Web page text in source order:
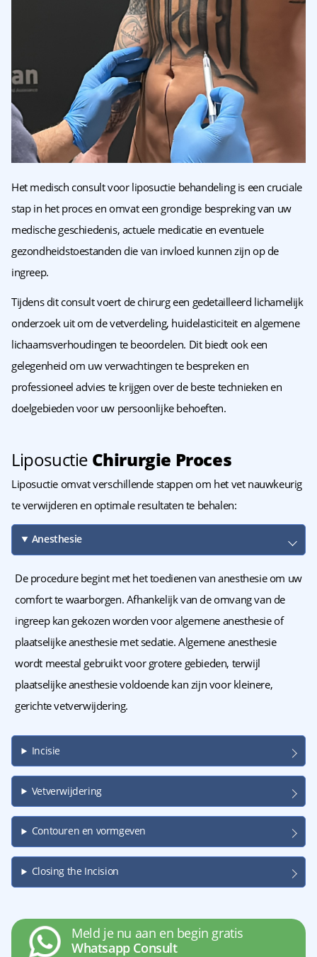
Het medisch consult voor liposuctie behandeling is een cruciale
stap in het proces en omvat een grondige bespreking van uw
medische geschiedenis, actuele medicatie en eventuele
gezondheidstoestanden die van invloed kunnen zijn op de
ingreep.
Tijdens dit consult voert de chirurg een gedetailleerd lichamelijk
onderzoek uit om de vetverdeling, huidelasticiteit en algemene
lichaamsverhoudingen te beoordelen. Dit biedt ook een
gelegenheid om uw verwachtingen te bespreken en
professioneel advies te krijgen over de beste technieken en
doelgebieden voor uw persoonlijke behoeften.
Liposuctie Chirurgie Proces
Liposuctie omvat verschillende stappen om het vet nauwkeurig
te verwijderen en optimale resultaten te behalen:
Anesthesie
De procedure begint met het toedienen van anesthesie om uw
comfort te waarborgen. Afhankelijk van de omvang van de
ingreep kan gekozen worden voor algemene anesthesie of
plaatselijke anesthesie met sedatie. Algemene anesthesie
wordt meestal gebruikt voor grotere gebieden, terwijl
plaatselijke anesthesie voldoende kan zijn voor kleinere,
gerichte vetverwijdering.
Incisie
Vetverwijdering
Contouren en vormgeven
Closing the Incision
Meld je nu aan en begin gratis
Whatsapp Consult